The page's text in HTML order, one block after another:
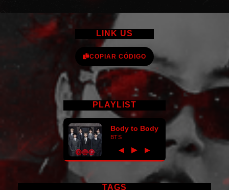
LINK US
COPIAR CÓDIGO
PLAYLIST
Body to Body
BTS
◀ ► ▶
TAGS